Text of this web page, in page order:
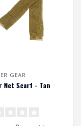
GEAR
Net Scarf - Tan